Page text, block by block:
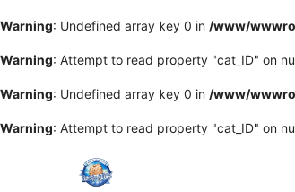
Warning: Undefined array key 0 in /www/
Warning: Attempt to read property "cat_ID" on
Warning: Undefined array key 0 in /www/
Warning: Attempt to read property "cat_ID" on